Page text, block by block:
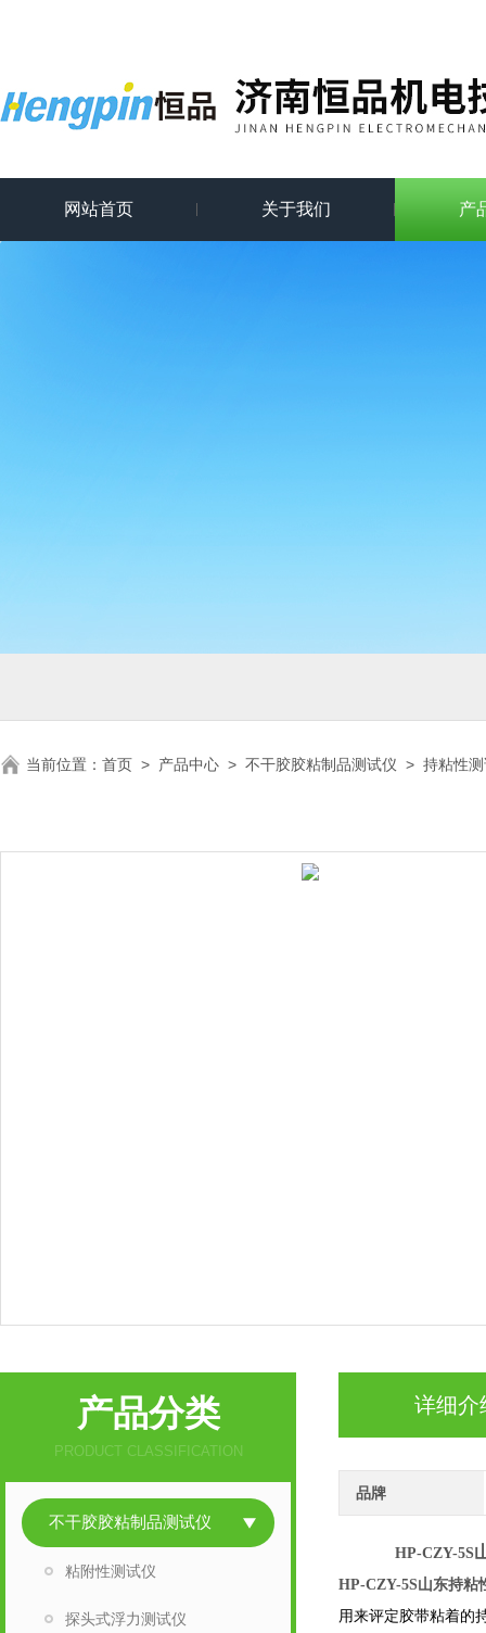
网站首页 关于我们 产
当前位置： 首页 > 产品中心 > 不干胶胶粘制品测试仪 > 持粘性
详细介
品牌
HP-CZY-5S
HP-CZY-5S山东持粘
用来评定胶带粘着的
产品分类
PRODUCT CLASSIFICATION
不干胶胶粘制品测试仪
粘附性测试仪
探头式浮力测试仪